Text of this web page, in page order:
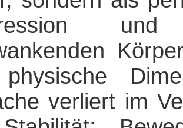
und
verliert im